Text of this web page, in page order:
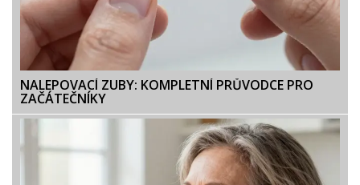
NALEPOVACÍ ZUBY: KOMPLETNÍ PRŮVODCE PRO
ZAČÁTEČNÍKY